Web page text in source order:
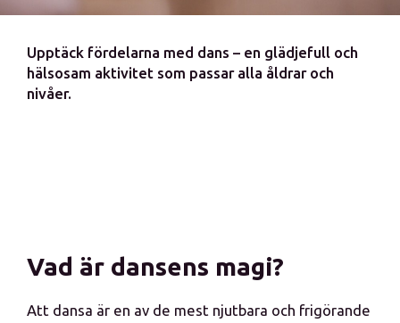
Upptäck fördelarna med dans – en glädjefull och
hälsosam aktivitet som passar alla åldrar och
nivåer.
Vad är dansens magi?
Att dansa är en av de mest njutbara och frigörande